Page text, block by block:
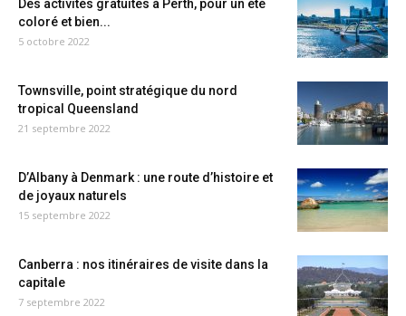
Des activités gratuites à Perth, pour un été
coloré et bien...
5 octobre 2022
Townsville, point stratégique du nord
tropical Queensland
21 septembre 2022
D’Albany à Denmark : une route d’histoire et
de joyaux naturels
15 septembre 2022
Canberra : nos itinéraires de visite dans la
capitale
7 septembre 2022